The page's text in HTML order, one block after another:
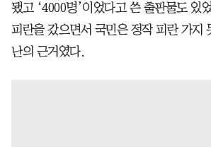
됐고 ‘4000명’이었다고 쓴 출판물도 있
피란을 갔으면서 국민은 정작 피란 가지
난의 근거였다.